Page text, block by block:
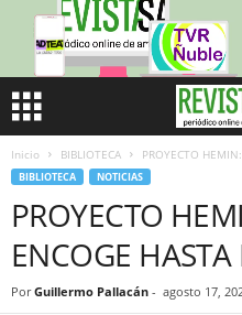
Inicio BIBLIOTECA PROYECTO
BIBLIOTECA NOTICIAS
PROYECTO
ENCOGE HASTA
Por Guillermo Pallacán - agosto 17,